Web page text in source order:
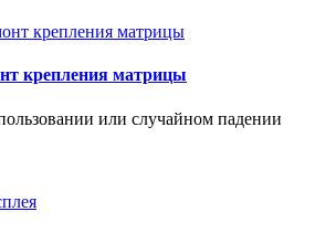
крепления матрицы
или случайном падении